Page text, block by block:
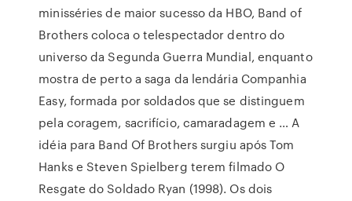
minisséries de maior sucesso da HBO, Band of
Brothers coloca o telespectador dentro do
universo da Segunda Guerra Mundial, enquanto
mostra de perto a saga da lendária Companhia
Easy, formada por soldados que se distinguem
pela coragem, sacrifício, camaradagem e … A
idéia para Band Of Brothers surgiu após Tom
Hanks e Steven Spielberg terem filmado O
Resgate do Soldado Ryan (1998). Os dois